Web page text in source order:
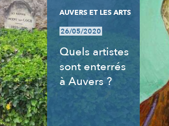
AUVERS ET LES ARTS
26/05/2020
Quels artistes
sont enterrés
à Auvers ?